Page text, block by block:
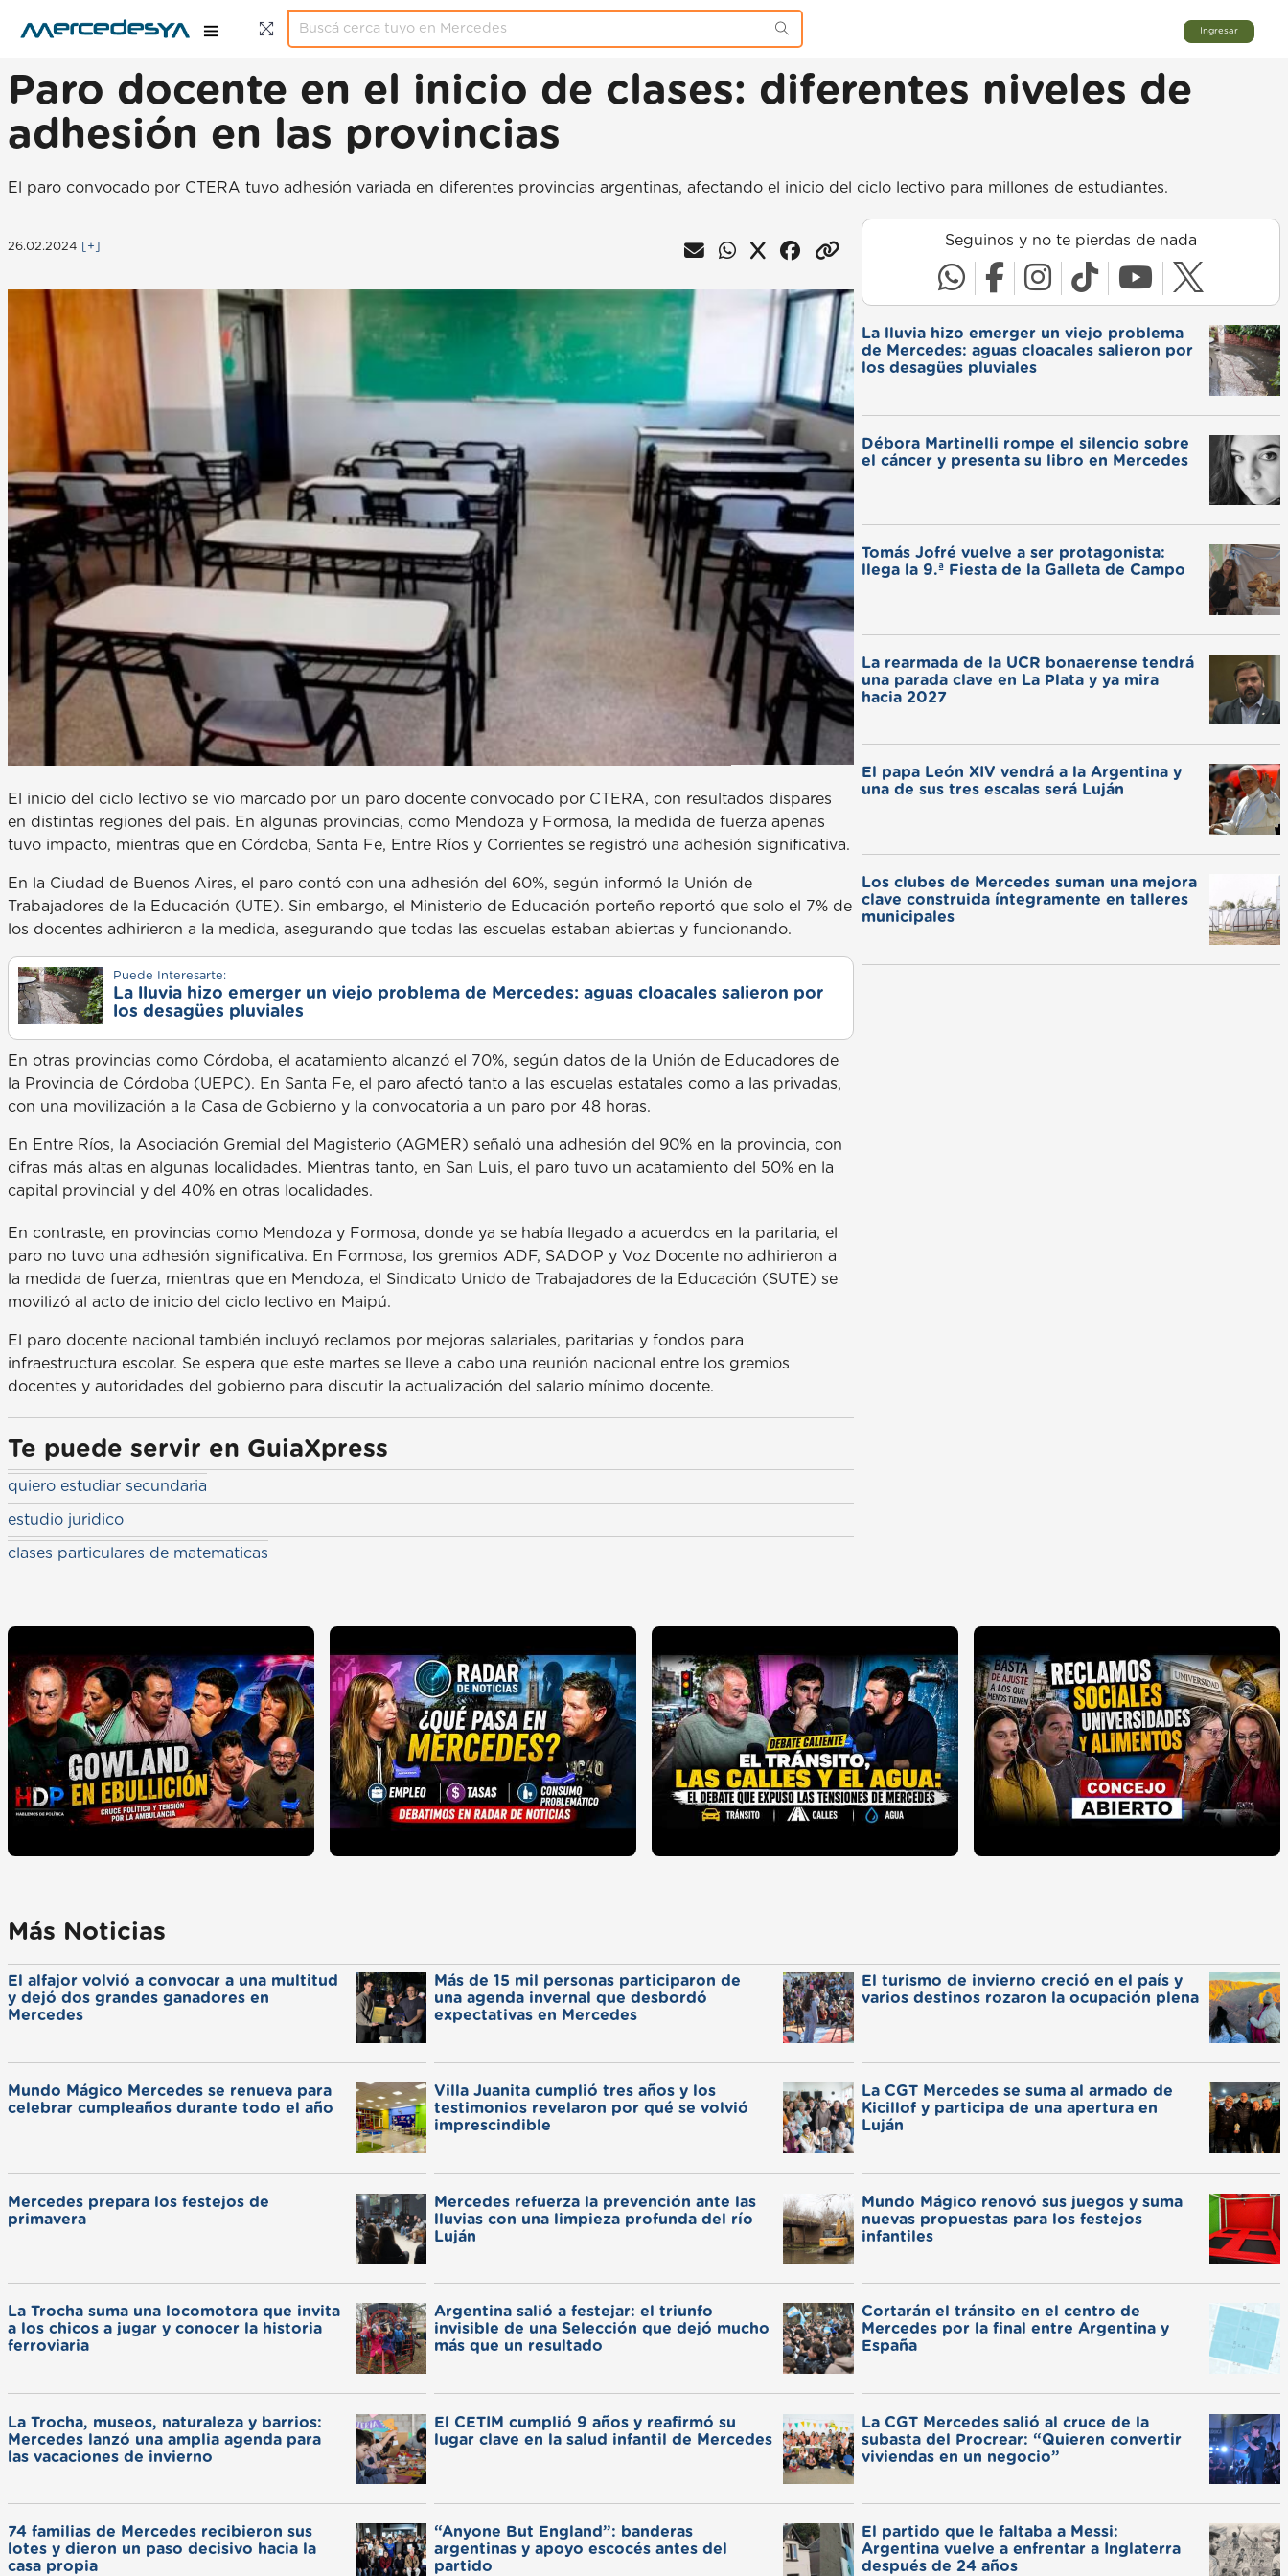
Ingresar
Paro docente en el inicio de clases: diferentes niveles de
adhesión en las provincias
El paro convocado por CTERA tuvo adhesión variada en diferentes provincias argentinas, afectando el inicio del ciclo lectivo para millones de estudiantes.
26.02.2024 [+]
El inicio del ciclo lectivo se vio marcado por un paro docente convocado por CTERA, con resultados dispares
en distintas regiones del país. En algunas provincias, como Mendoza y Formosa, la medida de fuerza apenas
tuvo impacto, mientras que en Córdoba, Santa Fe, Entre Ríos y Corrientes se registró una adhesión significativa.
En la Ciudad de Buenos Aires, el paro contó con una adhesión del 60%, según informó la Unión de
Trabajadores de la Educación (UTE). Sin embargo, el Ministerio de Educación porteño reportó que solo el 7% de
los docentes adhirieron a la medida, asegurando que todas las escuelas estaban abiertas y funcionando.
Puede Interesarte:
La lluvia hizo emerger un viejo problema de Mercedes: aguas cloacales salieron por
los desagües pluviales
En otras provincias como Córdoba, el acatamiento alcanzó el 70%, según datos de la Unión de Educadores de
la Provincia de Córdoba (UEPC). En Santa Fe, el paro afectó tanto a las escuelas estatales como a las privadas,
con una movilización a la Casa de Gobierno y la convocatoria a un paro por 48 horas.
En Entre Ríos, la Asociación Gremial del Magisterio (AGMER) señaló una adhesión del 90% en la provincia, con
cifras más altas en algunas localidades. Mientras tanto, en San Luis, el paro tuvo un acatamiento del 50% en la
capital provincial y del 40% en otras localidades.
En contraste, en provincias como Mendoza y Formosa, donde ya se había llegado a acuerdos en la paritaria, el
paro no tuvo una adhesión significativa. En Formosa, los gremios ADF, SADOP y Voz Docente no adhirieron a
la medida de fuerza, mientras que en Mendoza, el Sindicato Unido de Trabajadores de la Educación (SUTE) se
movilizó al acto de inicio del ciclo lectivo en Maipú.
El paro docente nacional también incluyó reclamos por mejoras salariales, paritarias y fondos para
infraestructura escolar. Se espera que este martes se lleve a cabo una reunión nacional entre los gremios
docentes y autoridades del gobierno para discutir la actualización del salario mínimo docente.
Te puede servir en GuiaXpress
quiero estudiar secundaria
estudio juridico
clases particulares de matematicas
Seguinos y no te pierdas de nada
La lluvia hizo emerger un viejo problema
de Mercedes: aguas cloacales salieron por
los desagües pluviales
Débora Martinelli rompe el silencio sobre
el cáncer y presenta su libro en Mercedes
Tomás Jofré vuelve a ser protagonista:
llega la 9.ª Fiesta de la Galleta de Campo
La rearmada de la UCR bonaerense tendrá
una parada clave en La Plata y ya mira
hacia 2027
El papa León XIV vendrá a la Argentina y
una de sus tres escalas será Luján
Los clubes de Mercedes suman una mejora
clave construida íntegramente en talleres
municipales
Más Noticias
El alfajor volvió a convocar a una multitud
y dejó dos grandes ganadores en
Mercedes
Más de 15 mil personas participaron de
una agenda invernal que desbordó
expectativas en Mercedes
El turismo de invierno creció en el país y
varios destinos rozaron la ocupación plena
Mundo Mágico Mercedes se renueva para
celebrar cumpleaños durante todo el año
Villa Juanita cumplió tres años y los
testimonios revelaron por qué se volvió
imprescindible
La CGT Mercedes se suma al armado de
Kicillof y participa de una apertura en
Luján
Mercedes prepara los festejos de
primavera
Mercedes refuerza la prevención ante las
lluvias con una limpieza profunda del río
Luján
Mundo Mágico renovó sus juegos y suma
nuevas propuestas para los festejos
infantiles
La Trocha suma una locomotora que invita
a los chicos a jugar y conocer la historia
ferroviaria
Argentina salió a festejar: el triunfo
invisible de una Selección que dejó mucho
más que un resultado
Cortarán el tránsito en el centro de
Mercedes por la final entre Argentina y
España
La Trocha, museos, naturaleza y barrios:
Mercedes lanzó una amplia agenda para
las vacaciones de invierno
El CETIM cumplió 9 años y reafirmó su
lugar clave en la salud infantil de Mercedes
La CGT Mercedes salió al cruce de la
subasta del Procrear: “Quieren convertir
viviendas en un negocio”
74 familias de Mercedes recibieron sus
lotes y dieron un paso decisivo hacia la
casa propia
“Anyone But England”: banderas
argentinas y apoyo escocés antes del
partido
El partido que le faltaba a Messi:
Argentina vuelve a enfrentar a Inglaterra
después de 24 años